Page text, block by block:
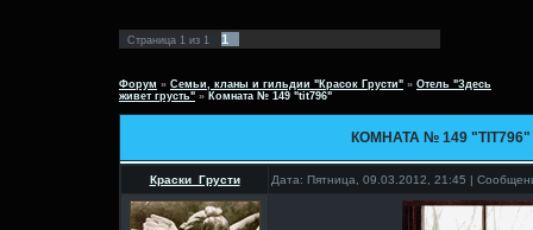
Страница 1 из 1 1
Форум » Семьи, кланы и гильдии "Красок Грусти" » Отель "Здесь
живет грусть" » Комната № 149 "tit796"
КОМНАТА № 149 "TIT796"
Краски_Грусти Дата: Пятница, 09.03.2012, 21:45 |